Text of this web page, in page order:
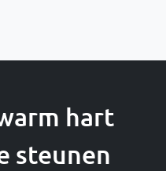
hart
steunen